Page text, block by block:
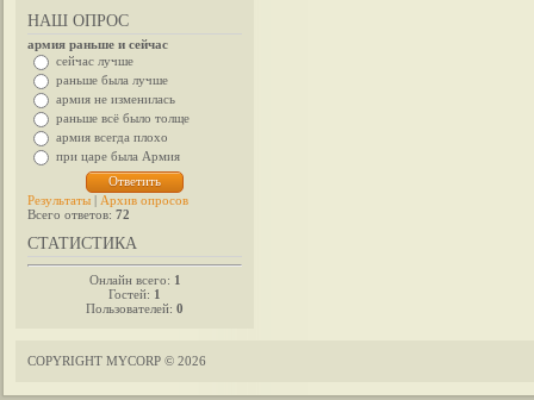
НАШ ОПРОС
армия раньше и сейчас
сейчас лучше
раньше была лучше
армия не изменилась
раньше всё было толще
армия всегда плохо
при царе была Армия
Результаты | Архив опросов
Всего ответов: 72
СТАТИСТИКА
Онлайн всего: 1
Гостей: 1
Пользователей: 0
COPYRIGHT MYCORP © 2026